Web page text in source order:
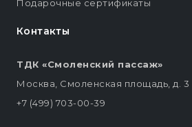
Контакты
ТДК «Смоленский пассаж»
Москва, Смоленская площадь, д. 3
+7 (499) 703-00-39
Подарочные сертификаты